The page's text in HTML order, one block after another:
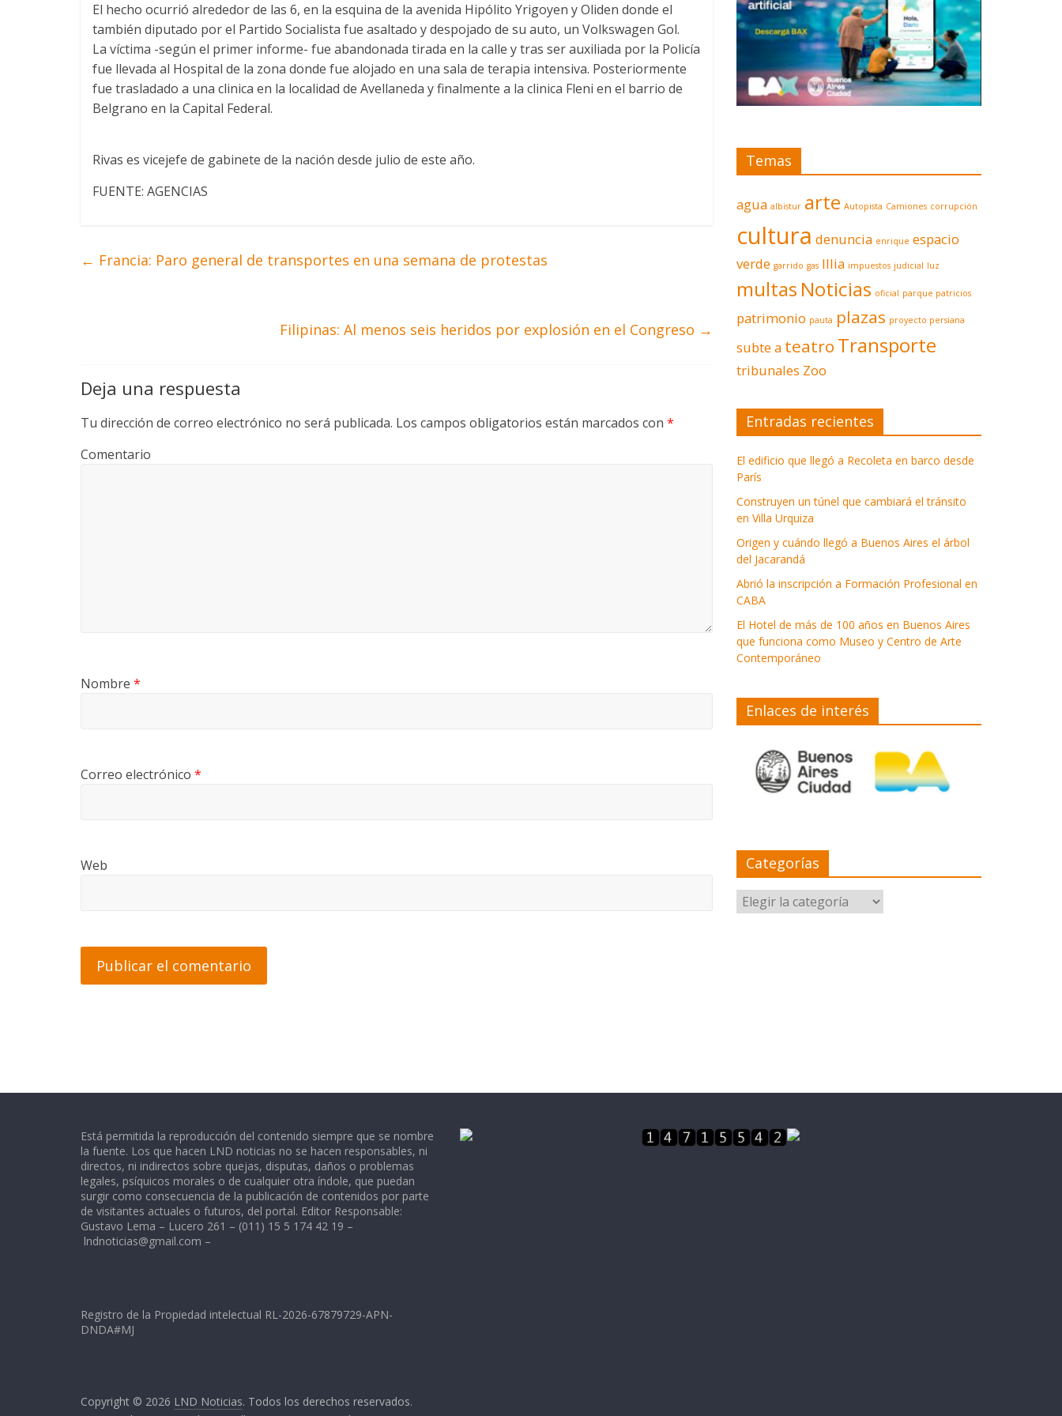
El hecho ocurrió alrededor de las 6, en la esquina de la avenida Hipólito Yrigoyen y Oliden donde el
también diputado por el Partido Socialista fue asaltado y despojado de su auto, un Volkswagen Gol.
La víctima -según el primer informe- fue abandonada tirada en la calle y tras ser auxiliada por la Policía
fue llevada al Hospital de la zona donde fue alojado en una sala de terapia intensiva. Posteriormente
fue trasladado a una clinica en la localidad de Avellaneda y finalmente a la clinica Fleni en el barrio de
Belgrano en la Capital Federal.
Rivas es vicejefe de gabinete de la nación desde julio de este año.
FUENTE: AGENCIAS
← Francia: Paro general de transportes en una semana de protestas
Filipinas: Al menos seis heridos por explosión en el Congreso →
Deja una respuesta
Tu dirección de correo electrónico no será publicada. Los campos obligatorios están marcados con *
Comentario
Nombre *
Correo electrónico *
Web
Temas
agua albistur arte Autopista Camiones corrupción
cultura denuncia enrique espacio
verde garrido gas Illia impuestos judicial luz
multas Noticias oficial parque patricios
patrimonio pauta plazas proyecto persiana
subte a teatro Transporte
tribunales Zoo
Entradas recientes
El edificio que llegó a Recoleta en barco desde
París
Construyen un túnel que cambiará el tránsito
en Villa Urquiza
Origen y cuándo llegó a Buenos Aires el árbol
del Jacarandá
Abrió la inscripción a Formación Profesional en
CABA
El Hotel de más de 100 años en Buenos Aires
que funciona como Museo y Centro de Arte
Contemporáneo
Enlaces de interés
Categorías
Categorías
Está permitida la reproducción del contenido siempre que se nombre
la fuente. Los que hacen LND noticias no se hacen responsables, ni
directos, ni indirectos sobre quejas, disputas, daños o problemas
legales, psíquicos morales o de cualquier otra índole, que puedan
surgir como consecuencia de la publicación de contenidos por parte
de visitantes actuales o futuros, del portal. Editor Responsable:
Gustavo Lema – Lucero 261 – (011) 15 5 174 42 19 –
lndnoticias@gmail.com –
Registro de la Propiedad intelectual RL-2026-67879729-APN-
DNDA#MJ
Copyright © 2026 LND Noticias. Todos los derechos reservados.